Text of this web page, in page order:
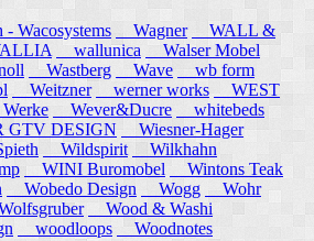
Wacosystems
Wagner
WALL &
wallunica
Walser Mobel
Wastberg Wave
wb form
Weitzner werner works
WEST
Wever&Ducre
whitebeds
DESIGN
Wiesner-Hager
Wildspirit
Wilkhahn
WINI Buromobel
Wintons Teak
Wobedo Design Wogg
Wohr
Wood & Washi
woodloops
Woodnotes